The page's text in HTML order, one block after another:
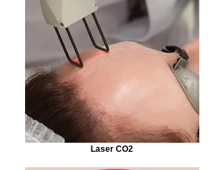
Laser CO2